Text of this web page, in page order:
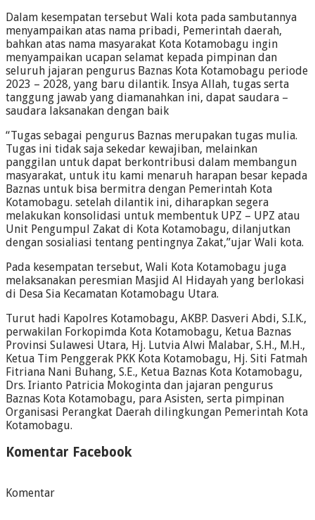
Dalam kesempatan tersebut Wali kota pada sambutannya
menyampaikan atas nama pribadi, Pemerintah daerah,
bahkan atas nama masyarakat Kota Kotamobagu ingin
menyampaikan ucapan selamat kepada pimpinan dan
seluruh jajaran pengurus Baznas Kota Kotamobagu periode
2023 – 2028, yang baru dilantik. Insya Allah, tugas serta
tanggung jawab yang diamanahkan ini, dapat saudara –
saudara laksanakan dengan baik
“Tugas sebagai pengurus Baznas merupakan tugas mulia.
Tugas ini tidak saja sekedar kewajiban, melainkan
panggilan untuk dapat berkontribusi dalam membangun
masyarakat, untuk itu kami menaruh harapan besar kepada
Baznas untuk bisa bermitra dengan Pemerintah Kota
Kotamobagu. setelah dilantik ini, diharapkan segera
melakukan konsolidasi untuk membentuk UPZ – UPZ atau
Unit Pengumpul Zakat di Kota Kotamobagu, dilanjutkan
dengan sosialiasi tentang pentingnya Zakat,”ujar Wali kota.
Pada kesempatan tersebut, Wali Kota Kotamobagu juga
melaksanakan peresmian Masjid Al Hidayah yang berlokasi
di Desa Sia Kecamatan Kotamobagu Utara.
Turut hadi Kapolres Kotamobagu, AKBP. Dasveri Abdi, S.I.K.,
perwakilan Forkopimda Kota Kotamobagu, Ketua Baznas
Provinsi Sulawesi Utara, Hj. Lutvia Alwi Malabar, S.H., M.H.,
Ketua Tim Penggerak PKK Kota Kotamobagu, Hj. Siti Fatmah
Fitriana Nani Buhang, S.E., Ketua Baznas Kota Kotamobagu,
Drs. Irianto Patricia Mokoginta dan jajaran pengurus
Baznas Kota Kotamobagu, para Asisten, serta pimpinan
Organisasi Perangkat Daerah dilingkungan Pemerintah Kota
Kotamobagu.
Komentar Facebook
Komentar